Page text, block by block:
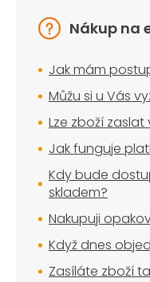
Nákup na
Jak mám
Můžu si u Vás
Lze zboží
Jak funguje
Kdy bude
skladem?
Nakupuji
Když dnes
Zasíláte zboží